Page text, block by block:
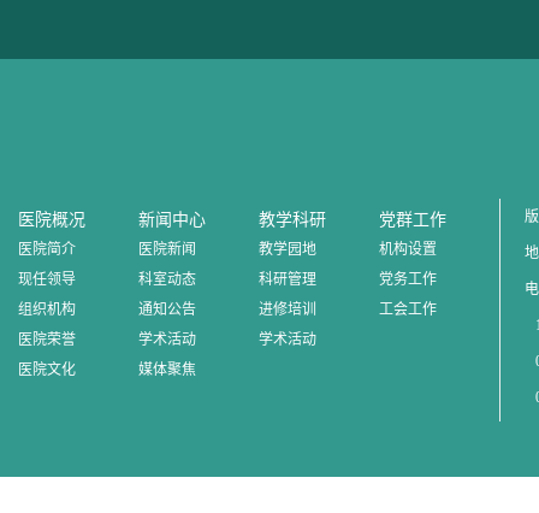
医院概况
医院简介
现任领导
组织机构
医院荣誉
医院文化
新闻中心
医院新闻
科室动态
通知公告
学术活动
媒体聚焦
教学科研
教学园地
科研管理
进修培训
学术活动
党群工作
机构设置
党务工作
工会工作